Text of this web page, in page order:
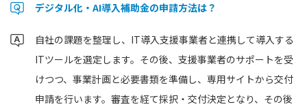
デジタル化・AI導入補助金の申請方法は？
自社の課題を整理し、IT導入支援事業者と連携して導入する
ITツールを選定します。その後、支援事業者のサポートを受
けつつ、事業計画と必要書類を準備し、専用サイトから交付
申請を行います。審査を経て採択・交付決定となり、その後